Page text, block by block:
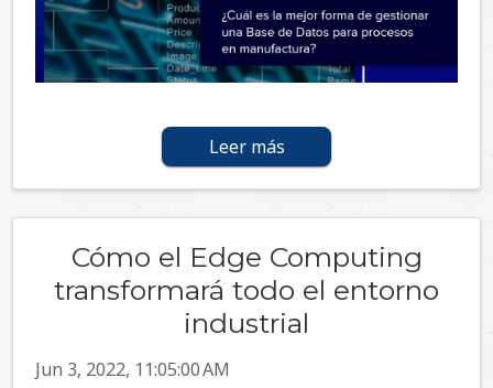
Leer más
Cómo el Edge Computing
transformará todo el entorno
industrial
Jun 3, 2022, 11:05:00 AM